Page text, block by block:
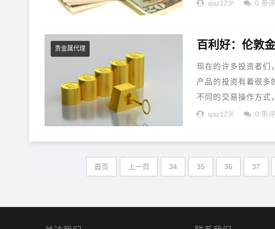
qaz123! 0 条
贵金属代理 百利好：伦敦
现在的许多投资者们
产品的投资有着很多
不同的交易操作方式
qaz123! 0 条
首页 上一页 34 35 36 37